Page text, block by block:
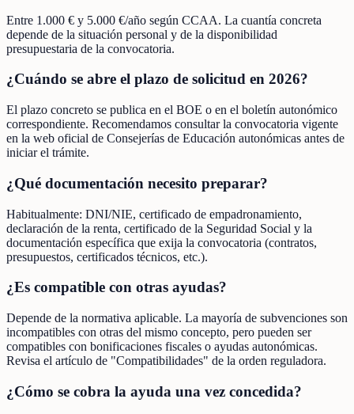
Entre 1.000 € y 5.000 €/año según CCAA. La cuantía concreta
depende de la situación personal y de la disponibilidad
presupuestaria de la convocatoria.
¿Cuándo se abre el plazo de solicitud en 2026?
El plazo concreto se publica en el BOE o en el boletín autonómico
correspondiente. Recomendamos consultar la convocatoria vigente
en la web oficial de Consejerías de Educación autonómicas antes de
iniciar el trámite.
¿Qué documentación necesito preparar?
Habitualmente: DNI/NIE, certificado de empadronamiento,
declaración de la renta, certificado de la Seguridad Social y la
documentación específica que exija la convocatoria (contratos,
presupuestos, certificados técnicos, etc.).
¿Es compatible con otras ayudas?
Depende de la normativa aplicable. La mayoría de subvenciones son
incompatibles con otras del mismo concepto, pero pueden ser
compatibles con bonificaciones fiscales o ayudas autonómicas.
Revisa el artículo de "Compatibilidades" de la orden reguladora.
¿Cómo se cobra la ayuda una vez concedida?